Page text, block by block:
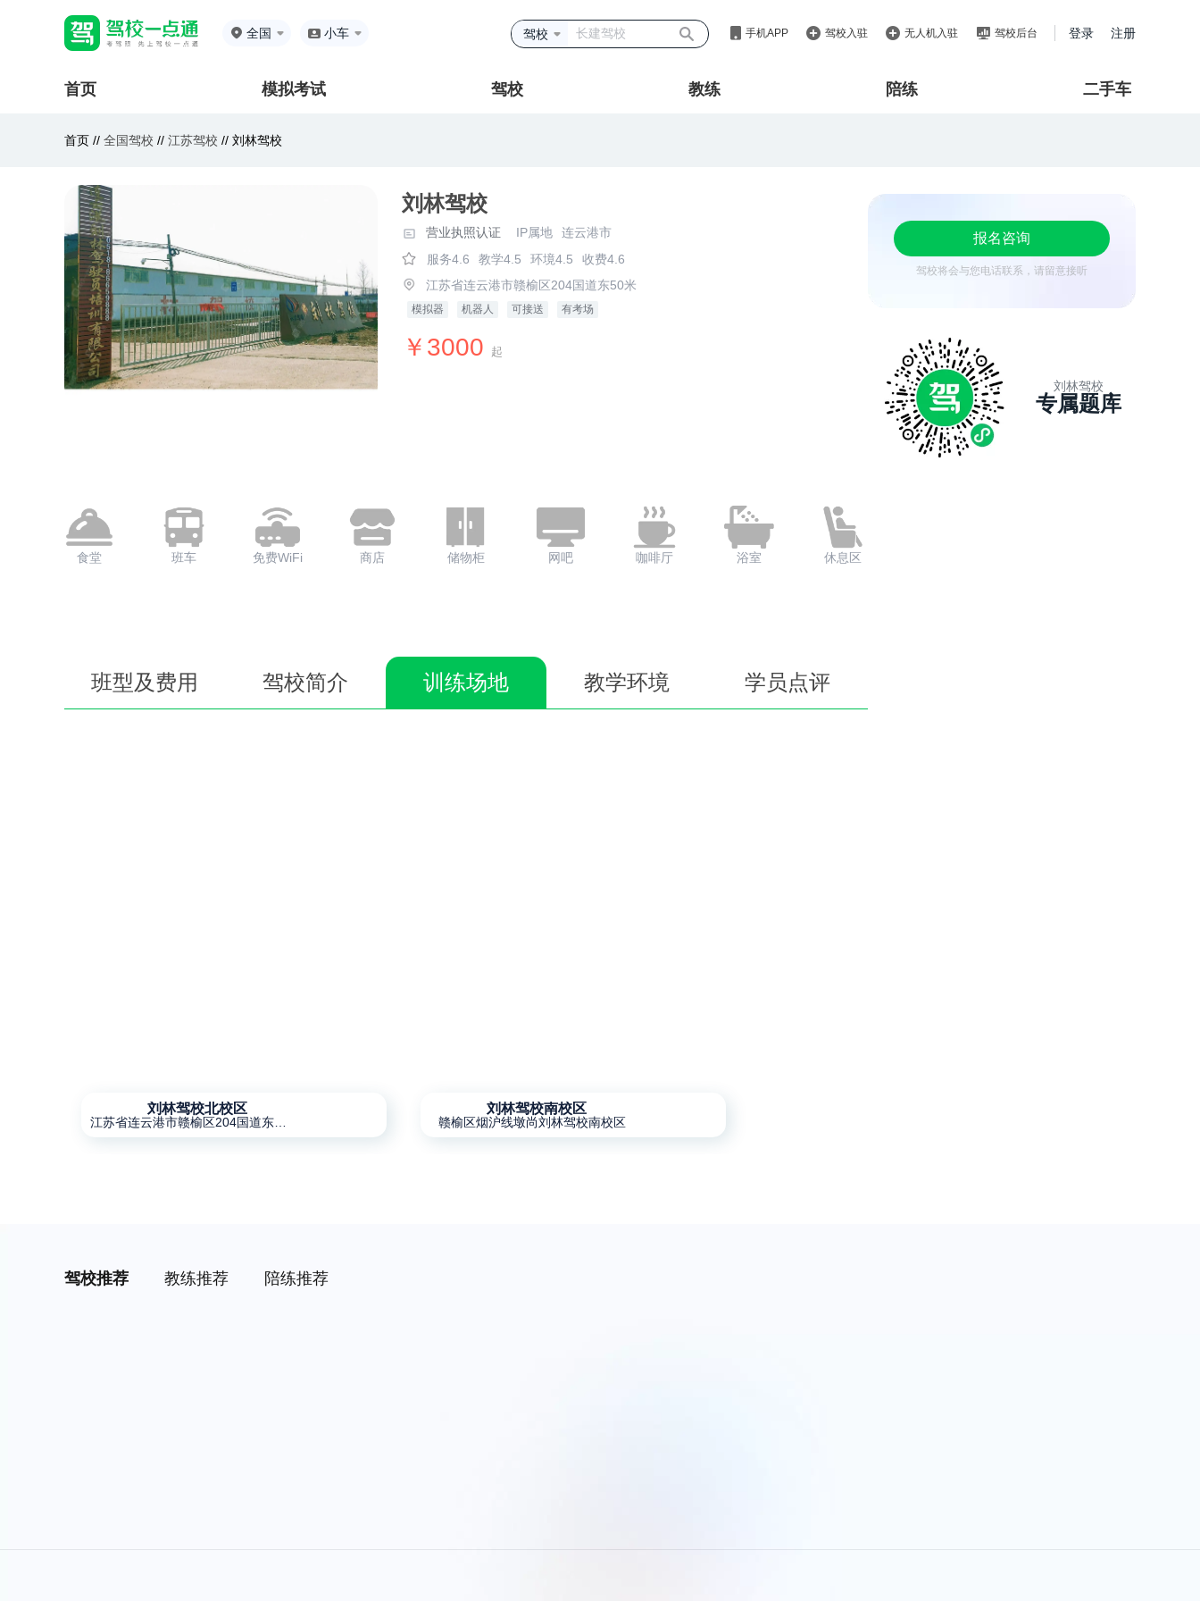
全国 小车 驾校 手机APP 驾校入驻 无人机入驻 驾校后台 登录 注册
首页 模拟考试 驾校 教练 陪练 二手车
首页 // 全国驾校 // 江苏驾校 // 刘林驾校
刘林驾校
营业执照认证 IP属地
连云港市
服务4.6
教学4.5 环境4.5
收费4.6
江苏省连云港市赣榆区204国道东50米
模拟器 机器人 可接送 有考场
￥3000 起
报名咨询
驾校将会与您电话联系，请留意接听
刘林驾校
专属题库
食堂 班车 免费WiFi 商店 储物柜 网吧 咖啡厅 浴室 休息区
班型及费用 驾校简介 训练场地 教学环境 学员点评
刘林驾校北校区 刘林驾校南校区
赣榆区烟沪线墩尚刘林驾校南校区
驾校推荐 教练推荐 陪练推荐